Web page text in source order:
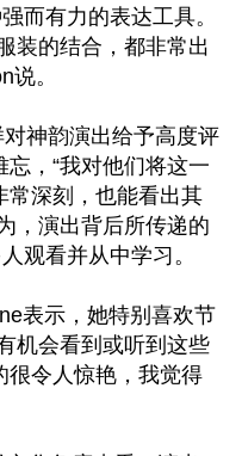
而有力的表达工具。
装的结合，都非常出
。
神韵演出给予高度评
，“我对他们将这一
常深刻，也能看出其
，演出背后所传递的
观看并从中学习。
表示，她特别喜欢节
机会看到或听到这些
很令人惊艳，我觉得